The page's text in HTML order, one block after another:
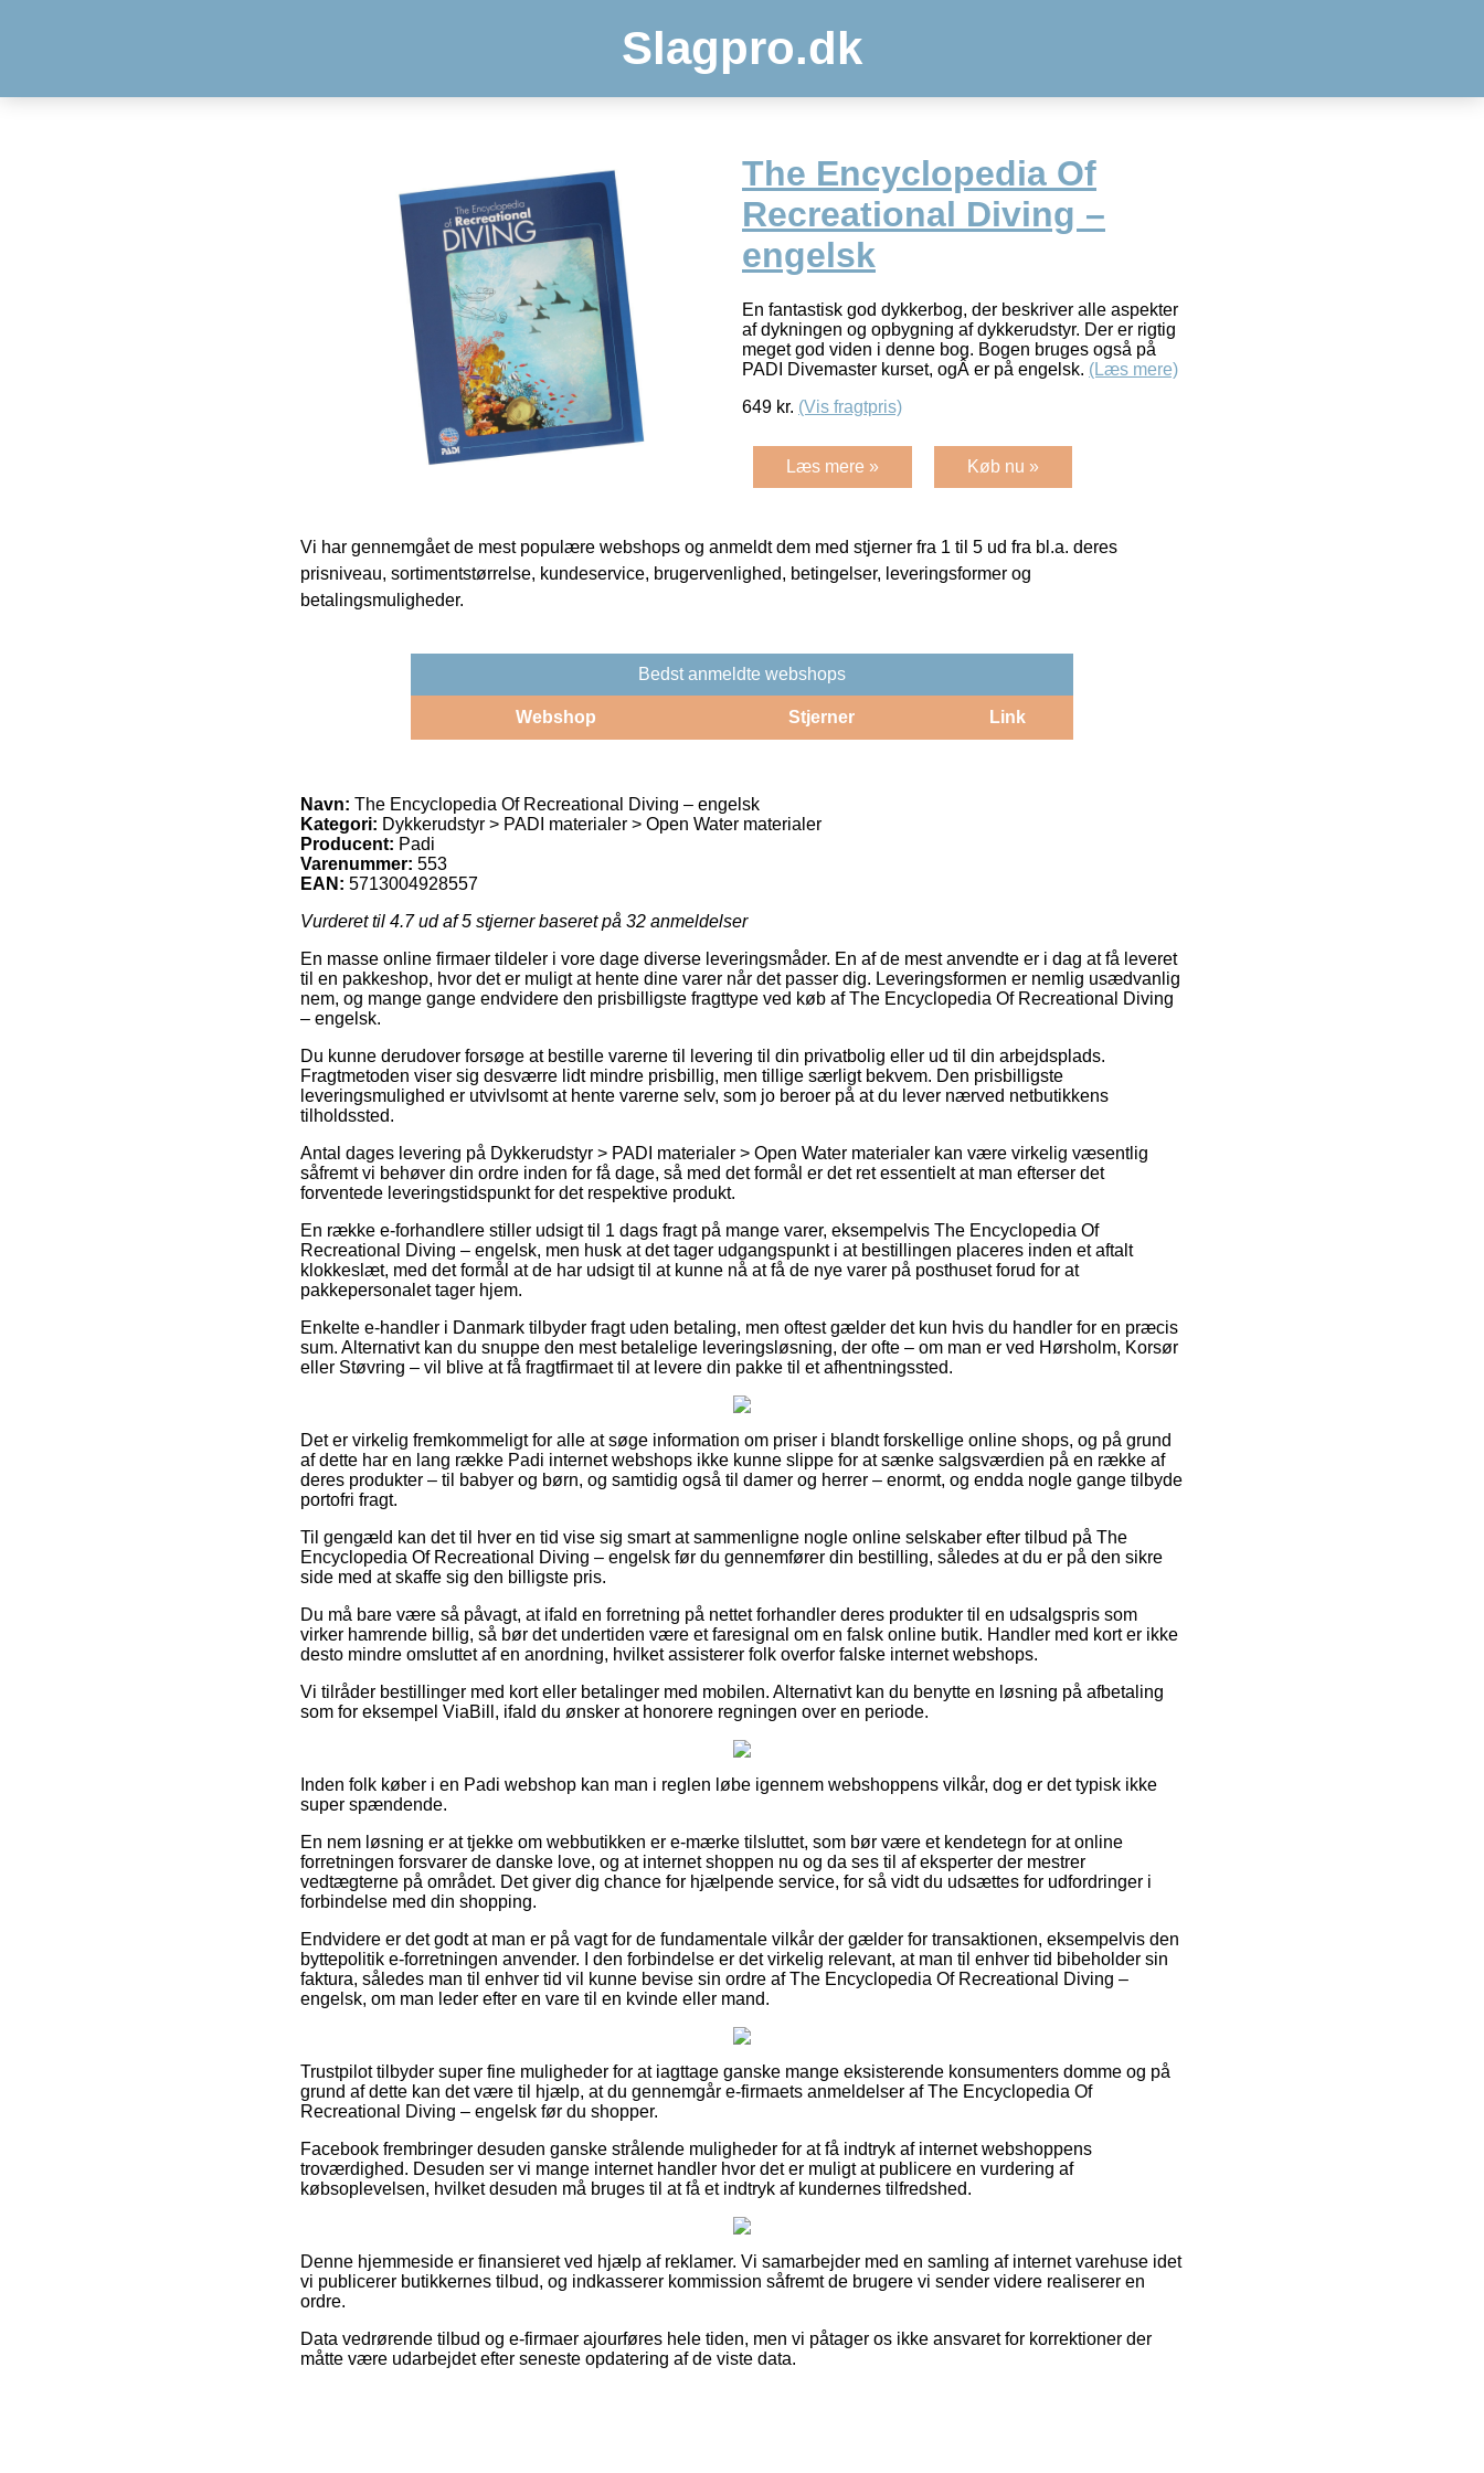
Slagpro.dk
The Encyclopedia Of
Recreational Diving –
engelsk
En fantastisk god dykkerbog, der beskriver alle aspekter
af dykningen og opbygning af dykkerudstyr. Der er rigtig
meget god viden i denne bog. Bogen bruges også på
PADI Divemaster kurset, ogÂ er på engelsk. (Læs mere)
649 kr. (Vis fragtpris)
Læs mere » Køb nu »
Vi har gennemgået de mest populære webshops og anmeldt dem med stjerner fra 1 til 5 ud fra bl.a. deres
prisniveau, sortimentstørrelse, kundeservice, brugervenlighed, betingelser, leveringsformer og
betalingsmuligheder.
Bedst anmeldte webshops
Webshop Stjerner Link
Navn: The Encyclopedia Of Recreational Diving – engelsk
Kategori: Dykkerudstyr > PADI materialer > Open Water materialer
Producent: Padi
Varenummer: 553
EAN: 5713004928557
Vurderet til 4.7ud af 5 stjerner baseret på 32 anmeldelser
En masse online firmaer tildeler i vore dage diverse leveringsmåder. En af de mest anvendte er i dag at få leveret
til en pakkeshop, hvor det er muligt at hente dine varer når det passer dig. Leveringsformen er nemlig usædvanlig
nem, og mange gange endvidere den prisbilligste fragttype ved køb af The Encyclopedia Of Recreational Diving
– engelsk.
Du kunne derudover forsøge at bestille varerne til levering til din privatbolig eller ud til din arbejdsplads.
Fragtmetoden viser sig desværre lidt mindre prisbillig, men tillige særligt bekvem. Den prisbilligste
leveringsmulighed er utvivlsomt at hente varerne selv, som jo beroer på at du lever nærved netbutikkens
tilholdssted.
Antal dages levering på Dykkerudstyr > PADI materialer > Open Water materialer kan være virkelig væsentlig
såfremt vi behøver din ordre inden for få dage, så med det formål er det ret essentielt at man efterser det
forventede leveringstidspunkt for det respektive produkt.
En række e-forhandlere stiller udsigt til 1 dags fragt på mange varer, eksempelvis The Encyclopedia Of
Recreational Diving – engelsk, men husk at det tager udgangspunkt i at bestillingen placeres inden et aftalt
klokkeslæt, med det formål at de har udsigt til at kunne nå at få de nye varer på posthuset forud for at
pakkepersonalet tager hjem.
Enkelte e-handler i Danmark tilbyder fragt uden betaling, men oftest gælder det kun hvis du handler for en præcis
sum. Alternativt kan du snuppe den mest betalelige leveringsløsning, der ofte – om man er ved Hørsholm, Korsør
eller Støvring – vil blive at få fragtfirmaet til at levere din pakke til et afhentningssted.
Det er virkelig fremkommeligt for alle at søge information om priser i blandt forskellige online shops, og på grund
af dette har en lang række Padi internet webshops ikke kunne slippe for at sænke salgsværdien på en række af
deres produkter – til babyer og børn, og samtidig også til damer og herrer – enormt, og endda nogle gange tilbyde
portofri fragt.
Til gengæld kan det til hver en tid vise sig smart at sammenligne nogle online selskaber efter tilbud på The
Encyclopedia Of Recreational Diving – engelsk før du gennemfører din bestilling, således at du er på den sikre
side med at skaffe sig den billigste pris.
Du må bare være så påvagt, at ifald en forretning på nettet forhandler deres produkter til en udsalgspris som
virker hamrende billig, så bør det undertiden være et faresignal om en falsk online butik. Handler med kort er ikke
desto mindre omsluttet af en anordning, hvilket assisterer folk overfor falske internet webshops.
Vi tilråder bestillinger med kort eller betalinger med mobilen. Alternativt kan du benytte en løsning på afbetaling
som for eksempel ViaBill, ifald du ønsker at honorere regningen over en periode.
Inden folk køber i en Padi webshop kan man i reglen løbe igennem webshoppens vilkår, dog er det typisk ikke
super spændende.
En nem løsning er at tjekke om webbutikken er e-mærke tilsluttet, som bør være et kendetegn for at online
forretningen forsvarer de danske love, og at internet shoppen nu og da ses til af eksperter der mestrer
vedtægterne på området. Det giver dig chance for hjælpende service, for så vidt du udsættes for udfordringer i
forbindelse med din shopping.
Endvidere er det godt at man er på vagt for de fundamentale vilkår der gælder for transaktionen, eksempelvis den
byttepolitik e-forretningen anvender. I den forbindelse er det virkelig relevant, at man til enhver tid bibeholder sin
faktura, således man til enhver tid vil kunne bevise sin ordre af The Encyclopedia Of Recreational Diving –
engelsk, om man leder efter en vare til en kvinde eller mand.
Trustpilot tilbyder super fine muligheder for at iagttage ganske mange eksisterende konsumenters domme og på
grund af dette kan det være til hjælp, at du gennemgår e-firmaets anmeldelser af The Encyclopedia Of
Recreational Diving – engelsk før du shopper.
Facebook frembringer desuden ganske strålende muligheder for at få indtryk af internet webshoppens
troværdighed. Desuden ser vi mange internet handler hvor det er muligt at publicere en vurdering af
købsoplevelsen, hvilket desuden må bruges til at få et indtryk af kundernes tilfredshed.
Denne hjemmeside er finansieret ved hjælp af reklamer. Vi samarbejder med en samling af internet varehuse idet
vi publicerer butikkernes tilbud, og indkasserer kommission såfremt de brugere vi sender videre realiserer en
ordre.
Data vedrørende tilbud og e-firmaer ajourføres hele tiden, men vi påtager os ikke ansvaret for korrektioner der
måtte være udarbejdet efter seneste opdatering af de viste data.